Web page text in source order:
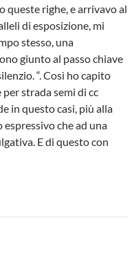
queste righe, e arrivavo al
di esposizione, mi
stesso, una
giunto al passo chiave
“. Così ho capito
strada semi di cc
in questo casi, più alla
che ad una
E di questo con